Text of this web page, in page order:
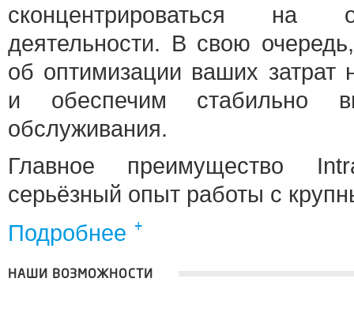
сконцентрироваться на
деятельности. В свою
об оптимизации ваших затрат
и обеспечим стабильно
обслуживания.
Главное преимущество
серьёзный опыт работы с
Подробнее
НАШИ ВОЗМОЖНОСТИ